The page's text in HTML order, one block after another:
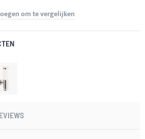
om te vergelijken